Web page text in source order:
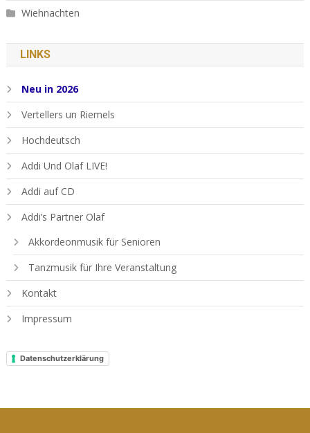
Wiehnachten
LINKS
Neu in 2026
Vertellers un Riemels
Hochdeutsch
Addi Und Olaf LIVE!
Addi auf CD
Addi’s Partner Olaf
Akkordeonmusik für Senioren
Tanzmusik für Ihre Veranstaltung
Kontakt
Impressum
Datenschutzerklärung